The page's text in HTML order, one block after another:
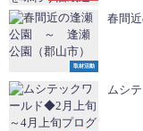
取材活動
春間
ムシ